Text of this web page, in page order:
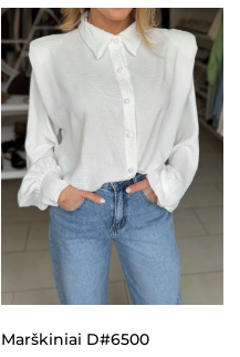
Marškiniai D#6500